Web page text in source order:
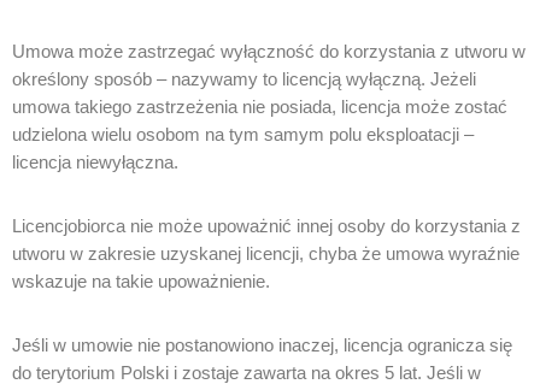
Umowa może zastrzegać wyłączność do korzystania z utworu w
określony sposób – nazywamy to licencją wyłączną. Jeżeli
umowa takiego zastrzeżenia nie posiada, licencja może zostać
udzielona wielu osobom na tym samym polu eksploatacji –
licencja niewyłączna.
Licencjobiorca nie może upoważnić innej osoby do korzystania z
utworu w zakresie uzyskanej licencji, chyba że umowa wyraźnie
wskazuje na takie upoważnienie.
Jeśli w umowie nie postanowiono inaczej, licencja ogranicza się
do terytorium Polski i zostaje zawarta na okres 5 lat. Jeśli w